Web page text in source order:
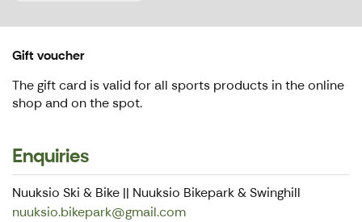
Gift voucher
The gift card is valid for all sports products in the online
shop and on the spot.
Enquiries
Nuuksio Ski & Bike || Nuuksio Bikepark & Swinghill
nuuksio.bikepark@gmail.com